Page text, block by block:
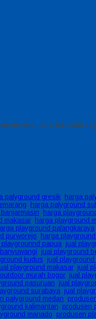
meriah. untuk info lebih
palyground gresik, harga
, harga palyground
, harga
makasar, harga playground
playground palangkaraya,
purworejo, harga
playgrounnd papua, jual
, jual playground
kudus, jual
playground makasar, jual
murah bogor, jual
pasuruan, jual
surabaya, jual
palyground medan,
kalimantan, produsen
manado, produsen